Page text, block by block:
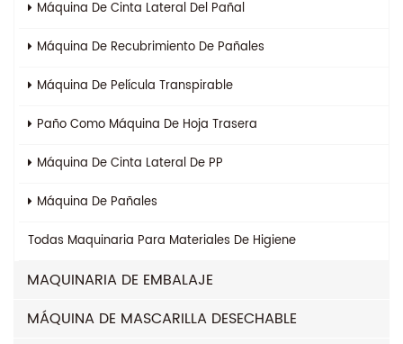
Máquina De Cinta Lateral Del Pañal
Máquina De Recubrimiento De Pañales
Máquina De Película Transpirable
Paño Como Máquina De Hoja Trasera
Máquina De Cinta Lateral De PP
Máquina De Pañales
Todas Maquinaria Para Materiales De Higiene
MAQUINARIA DE EMBALAJE
MÁQUINA DE MASCARILLA DESECHABLE